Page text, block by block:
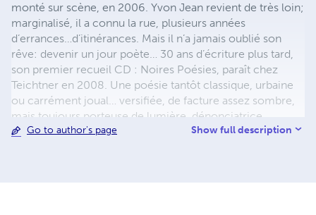
monté sur scène, en 2006. Yvon Jean revient de très loin;
marginalisé, il a connu la rue, plusieurs années
d’errances…d’itinérances. Mais il n’a jamais oublié son
rêve: devenir un jour poète… 30 ans d’écriture plus tard,
son premier recueil CD : Noires Poésies, paraît chez
Teichtner en 2008. Une poésie tantôt classique, urbaine
ou carrément joual… versifiée, de facture assez sombre,
mais toujours porteuse de lumière, dénonciatrice,
donnant la parole aux exclus de ce monde. Il publie aussi
Go to author's page Show full description